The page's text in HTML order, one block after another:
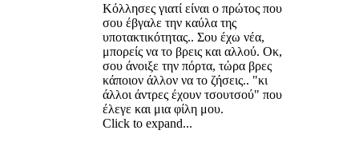
Κόλλησες γιατί είναι ο πρώτος που
σου έβγαλε την καύλα της
υποτακτικότητας.. Σου έχω νέα,
μπορείς να το βρεις και αλλού. Οκ,
σου άνοιξε την πόρτα, τώρα βρες
κάποιον άλλον να το ζήσεις.. "κι
άλλοι άντρες έχουν τσουτσού" που
έλεγε και μια φίλη μου.
Click to expand...